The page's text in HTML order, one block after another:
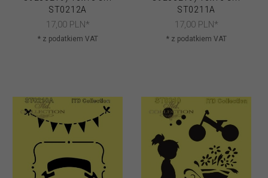
ST0212A
17, 00 PLN*
* z podatkiem VAT
ST0211A
17, 00 PLN*
* z podatkiem VAT